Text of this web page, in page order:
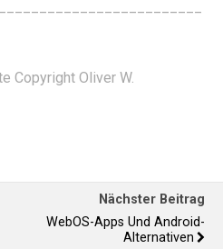
Copyright Oliver W.
Nächster Beitrag
WebOS-Apps Und Android-
Alternativen